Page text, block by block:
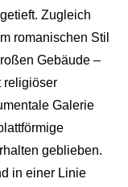
. Zugleich
romanischen Stil
Gebäude –
religiöser
Galerie
geblieben.
in einer Linie